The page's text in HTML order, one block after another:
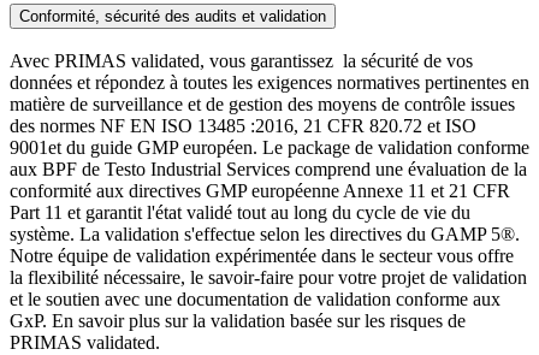
Conformité, sécurité des audits et validation
Avec PRIMAS validated, vous garantissez la sécurité de vos
données et répondez à toutes les exigences normatives pertinentes en
matière de surveillance et de gestion des moyens de contrôle issues
des normes NF EN ISO 13485 :2016, 21 CFR 820.72 et ISO
9001et du guide GMP européen. Le package de validation conforme
aux BPF de Testo Industrial Services comprend une évaluation de la
conformité aux directives GMP européenne Annexe 11 et 21 CFR
Part 11 et garantit l'état validé tout au long du cycle de vie du
système. La validation s'effectue selon les directives du GAMP 5®.
Notre équipe de validation expérimentée dans le secteur vous offre
la flexibilité nécessaire, le savoir-faire pour votre projet de validation
et le soutien avec une documentation de validation conforme aux
GxP. En savoir plus sur la validation basée sur les risques de
PRIMAS validated.